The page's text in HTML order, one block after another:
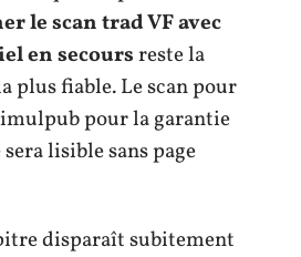
le scan trad VF avec
en secoursreste la
plus fiable. Le scan pour
pour la garantie
lisible sans page
disparaît subitement